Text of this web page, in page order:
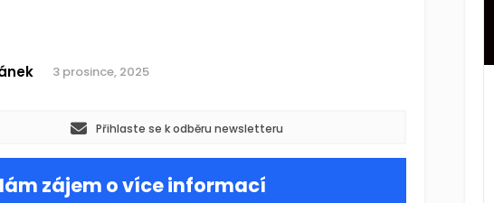
3 prosince, 2025
Přihlaste se k odběru newsletteru
zájem o více informací